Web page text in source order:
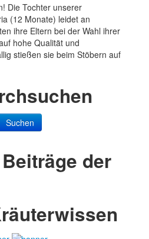
Die Tochter unserer
(12 Monate) leidet an
ihre Eltern bei der Wahl ihrer
hohe Qualität und
stießen sie beim Stöbern auf
Suchen
der